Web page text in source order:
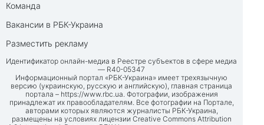
Команда
Вакансии в РБК-Украина
Разместить рекламу
Идентификатор онлайн-медиа в Реестре субъектов в сфере медиа
— R40-05347
Информационный портал «РБК-Украина» имеет трехязычную
версию (украинскую, русскую и английскую), главная страница
портала – https://www.rbc.ua. Фотографии, изображения
принадлежат их правообладателям. Все фотографии на Портале,
авторами которых являются журналисты РБК-Украина,
размещены на условиях лицензии Creative Commons Attribution